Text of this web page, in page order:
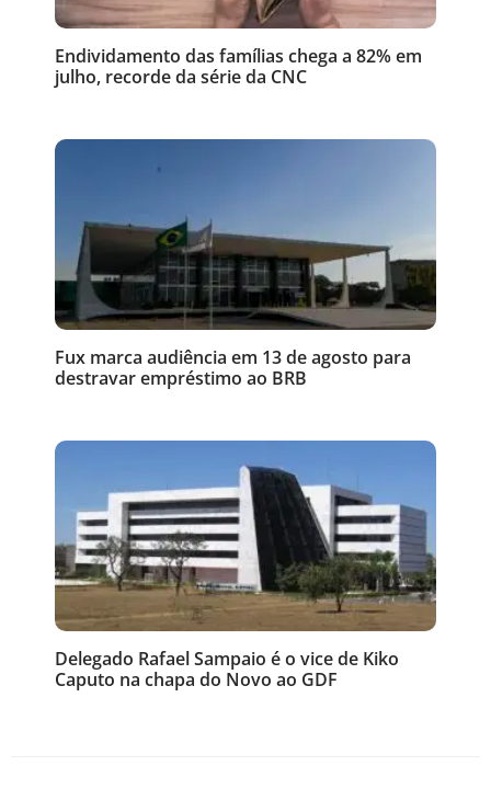
Endividamento das famílias chega a 82% em
julho, recorde da série da CNC
Fux marca audiência em 13 de agosto para
destravar empréstimo ao BRB
Delegado Rafael Sampaio é o vice de Kiko
Caputo na chapa do Novo ao GDF